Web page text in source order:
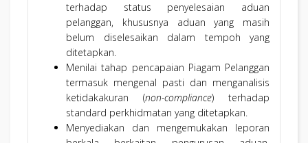
terhadap status penyelesaian aduan
pelanggan, khususnya aduan yang masih
belum diselesaikan dalam tempoh yang
ditetapkan.
Menilai tahap pencapaian Piagam Pelanggan
termasuk mengenal pasti dan menganalisis
ketidakakuran (non-compliance) terhadap
standard perkhidmatan yang ditetapkan.
Menyediakan dan mengemukakan leporan